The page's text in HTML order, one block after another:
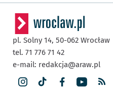
pl. Solny 14, 50-062 Wrocław
tel. 71 776 71 42
e-mail: redakcja@araw.pl